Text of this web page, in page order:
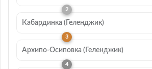
Кабардинка (Геленджик)
Архипо-Осиповка (Геленджик)